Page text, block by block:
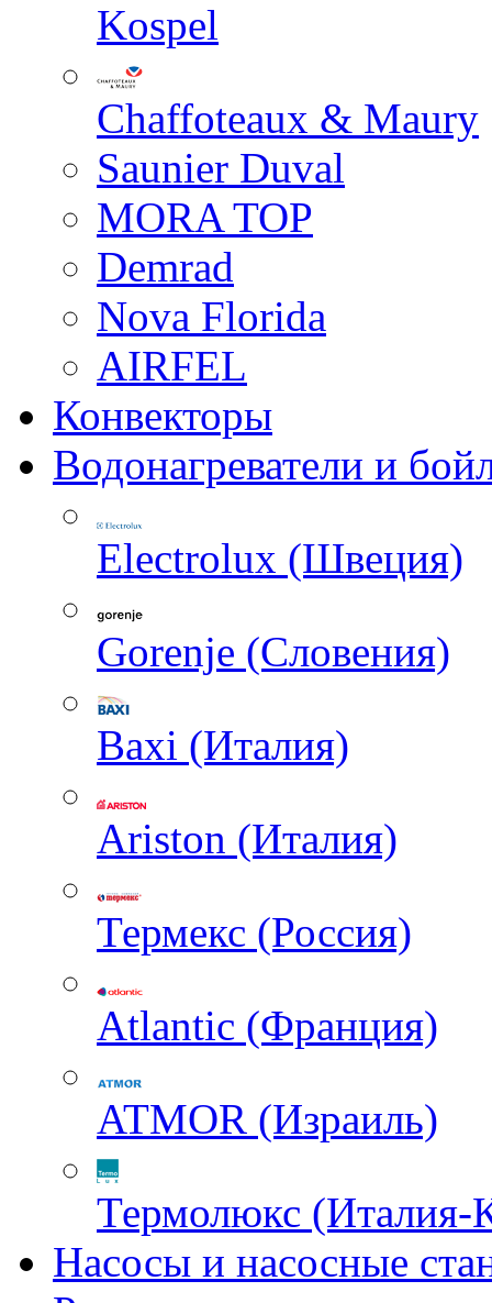
Kospel
Chaffoteaux & Maury
Saunier Duval
MORA TOP
Demrad
Nova Florida
AIRFEL
Конвекторы
Водонагреватели и
Electrolux (Швеция)
Gorenje (Словения)
Baxi (Италия)
Ariston (Италия)
Термекс (Россия)
Atlantic (Франция)
ATMOR (Израиль)
Термолюкс (Италия-
Насосы и насосные